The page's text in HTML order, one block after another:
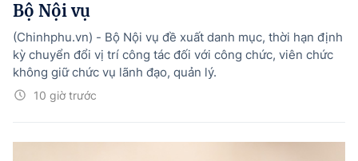
Bộ Nội vụ
10 giờ trước
(Chinhphu.vn) - Bộ Nội vụ đề xuất danh mục, thời hạn định
kỳ chuyển đổi vị trí công tác đối với công chức, viên chức
không giữ chức vụ lãnh đạo, quản lý.